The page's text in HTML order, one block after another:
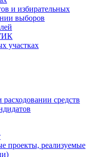
и избирательных
выборов
участках
средств
проекты, реализуемые